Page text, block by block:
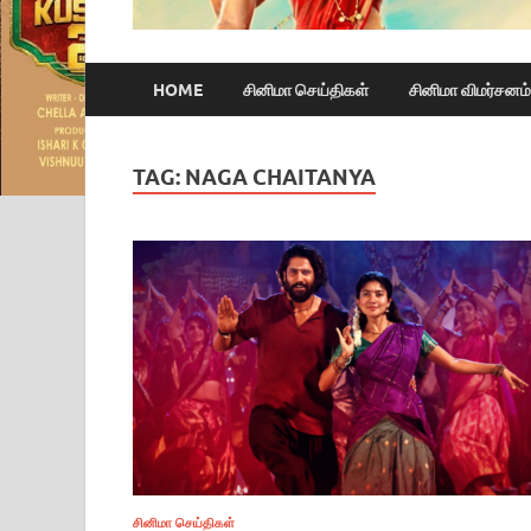
HOME சினிமா செய்திகள் சினிமா விமர்சனம்
TAG: NAGA CHAITANYA
சினிமா செய்திகள்